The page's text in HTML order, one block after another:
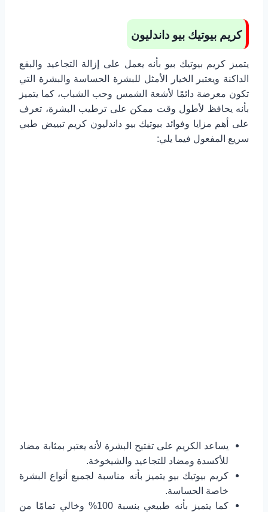
كريم بيوتيك بيو داندليون
يتميز كريم بيوتيك بيو بأنه يعمل على إزالة التجاعيد والبقع
الداكنة ويعتبر الخيار الأمثل للبشرة الحساسة والبشرة التي
تكون معرضة دائمًا لأشعة الشمس وحب الشباب، كما يتميز
بأنه يحافظ لأطول وقت ممكن على ترطيب البشرة، تعرف
على أهم مزايا وفوائد بيوتيك بيو داندليون كريم تبييض طبي
سريع المفعول فيما يلي:
يساعد الكريم على تفتيح البشرة لأنه يعتبر بمثابة مضاد
للأكسدة ومضاد للتجاعيد والشيخوخة.
كريم بيوتيك بيو يتميز بأنه مناسبة لجميع أنواع البشرة
خاصة الحساسة.
كما يتميز بأنه طبيعي بنسبة 100% وخالي تمامًا من